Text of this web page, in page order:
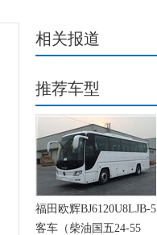
相关报道
推荐车型
福田欧辉BJ6120U8LJB-5
客车（柴油国五24-55